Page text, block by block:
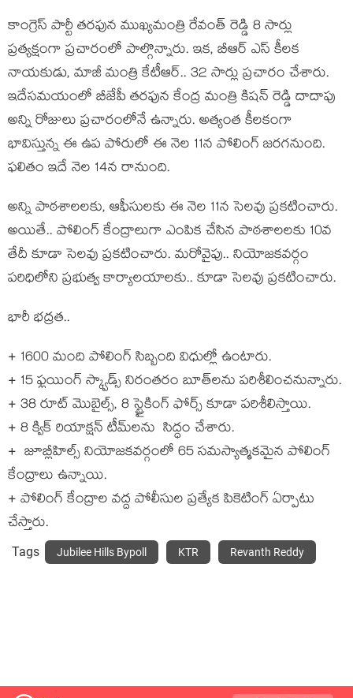
కాంగ్రెస్ పార్టీ త‌ర‌ఫున ముఖ్య‌మంత్రి రేవంత్ రెడ్డి 8 సార్లు
ప్ర‌త్య‌క్షంగా ప్ర‌చారంలో పాల్గొన్నారు. ఇక‌, బీఆర్ ఎస్ కీల‌క
నాయ‌కుడు, మాజీ మంత్రి కేటీఆర్‌.. 32 సార్లు ప్ర‌చారం చేశారు.
ఇదేస‌మ‌యంలో బీజేపీ త‌ర‌ఫున కేంద్ర మంత్రి కిష‌న్ రెడ్డి దాదాపు
అన్ని రోజులు ప్ర‌చారంలోనే ఉన్నారు. అత్యంత కీల‌కంగా
భావిస్తున్న ఈ ఉప పోరులో ఈ నెల 11న పోలింగ్ జ‌ర‌గ‌నుంది.
ఫ‌లితం ఇదే నెల 14న రానుంది.
అన్ని పాఠ‌శాల‌ల‌కు, ఆఫీసుల‌కు ఈ నెల 11న సెల‌వు ప్ర‌క‌టించారు.
అయితే.. పోలింగ్ కేంద్రాలుగా ఎంపిక చేసిన పాఠ‌శాల‌ల‌కు 10వ
తేదీ కూడా సెల‌వు ప్ర‌క‌టించారు. మ‌రోవైపు.. నియోజ‌క‌వ‌ర్గం
ప‌రిధిలోని ప్ర‌భుత్వ కార్యాల‌యాల‌కు.. కూడా సెల‌వు ప్ర‌క‌టించారు.
భారీ భ‌ద్ర‌త‌..
+ 1600 మంది పోలింగ్ సిబ్బంది విధుల్లో ఉంటారు.
+ 15 ఫ్లయింగ్ స్క్వాడ్స్ నిరంత‌రం బూత్‌ల‌ను ప‌రిశీలించ‌నున్నారు.
+ 38 రూట్ మొబైల్స్, 8 స్ట్రైకింగ్ ఫోర్స్ కూడా ప‌రిశీలిస్తాయి.
+ 8 క్విక్ రియాక్షన్ టీమ్‌ల‌ను సిద్ధం చేశారు.
+ జూబ్లీహిల్స్ నియోజ‌క‌వ‌ర్గంలో 65 సమస్యాత్మకమైన పోలింగ్
కేంద్రాలు ఉన్నాయి.
+ పోలింగ్ కేంద్రాల వ‌ద్ద పోలీసుల ప్రత్యేక పికెటింగ్ ఏర్పాటు
చేస్తారు.
Tags Jubilee Hills Bypoll KTR Revanth Reddy